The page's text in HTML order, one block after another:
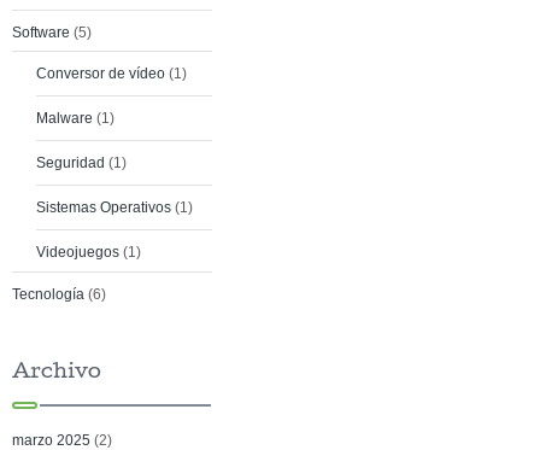
Software (5)
Conversor de vídeo (1)
Malware (1)
Seguridad (1)
Sistemas Operativos (1)
Videojuegos (1)
Tecnología (6)
Archivo
marzo 2025 (2)